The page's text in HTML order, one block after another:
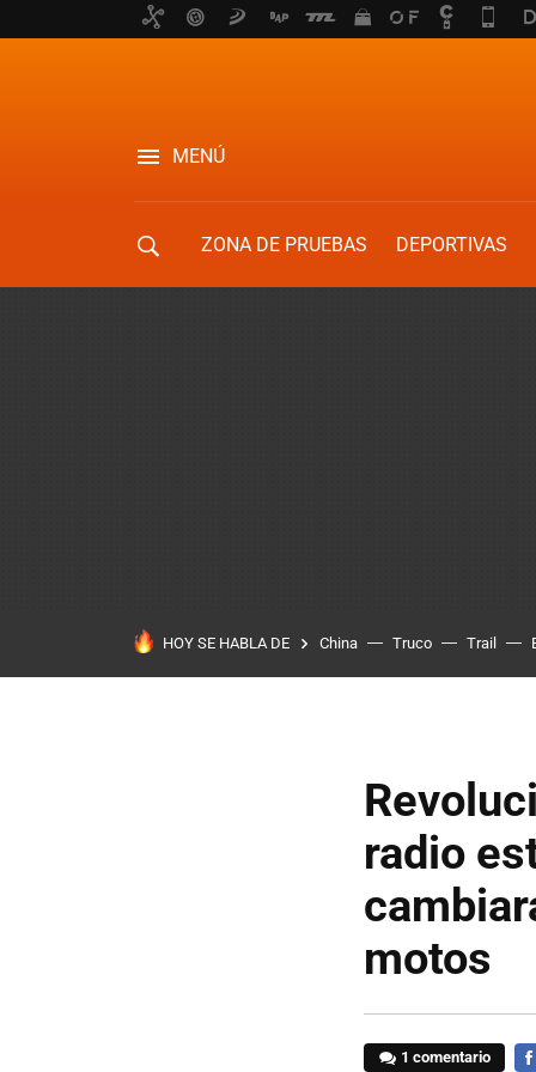
MENÚ
ZONA DE PRUEBAS
DEPORTIVAS
HOY SE HABLA DE China Truco Trail
radio
motos
1 comentario